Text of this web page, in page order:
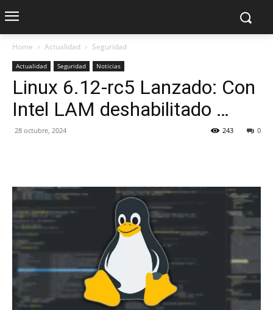
Home Actualidad Seguridad
Actualidad Seguridad Noticias
Linux 6.12-rc5 Lanzado: Con
Intel LAM deshabilitado …
28 octubre, 2024 0
243